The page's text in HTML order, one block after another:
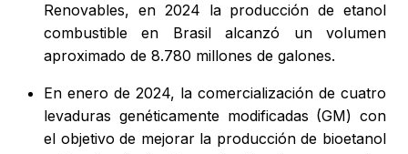
Renovables, en 2024 la producción de etanol
combustible en Brasil alcanzó un volumen
aproximado de 8.780 millones de galones.
En enero de 2024, la comercialización de cuatro
levaduras genéticamente modificadas (GM) con
el objetivo de mejorar la producción de bioetanol